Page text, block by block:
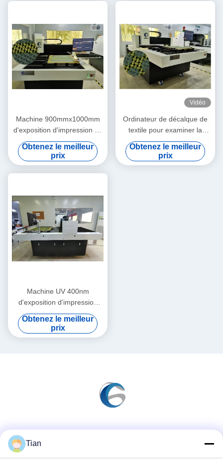
Machine 900mmx1000mm
d'exposition d'impression de
l'écran 133LPI
Obtenez le meilleur
prix
Vidéo
Ordinateur de décalque de
textile pour examiner la
technologie de DLP de la
machine DMD
Obtenez le meilleur
prix
Machine UV 400nm
d'exposition d'impression
d'écran de laser à 410nm
Obtenez le meilleur
prix
Tian